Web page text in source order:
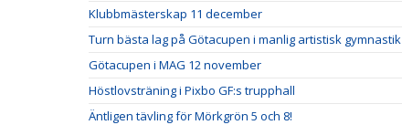
Klubbmästerskap 11 december
Turn bästa lag på Götacupen i manlig artistisk gymnastik
Götacupen i MAG 12 november
Höstlovsträning i Pixbo GF:s trupphall
Äntligen tävling för Mörkgrön 5 och 8!